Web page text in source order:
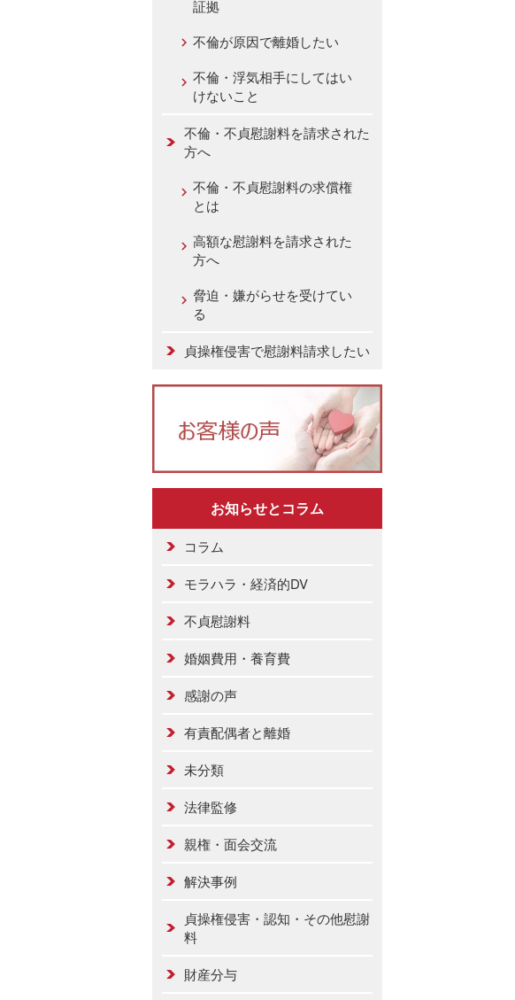
証拠
不倫が原因で離婚したい
不倫・浮気相手にしてはい
けないこと
不倫・不貞慰謝料を請求された
方へ
不倫・不貞慰謝料の求償権
とは
高額な慰謝料を請求された
方へ
脅迫・嫌がらせを受けてい
る
貞操権侵害で慰謝料請求したい
お知らせとコラム
コラム
モラハラ・経済的DV
不貞慰謝料
婚姻費用・養育費
感謝の声
有責配偶者と離婚
未分類
法律監修
親権・面会交流
解決事例
貞操権侵害・認知・その他慰謝
料
財産分与